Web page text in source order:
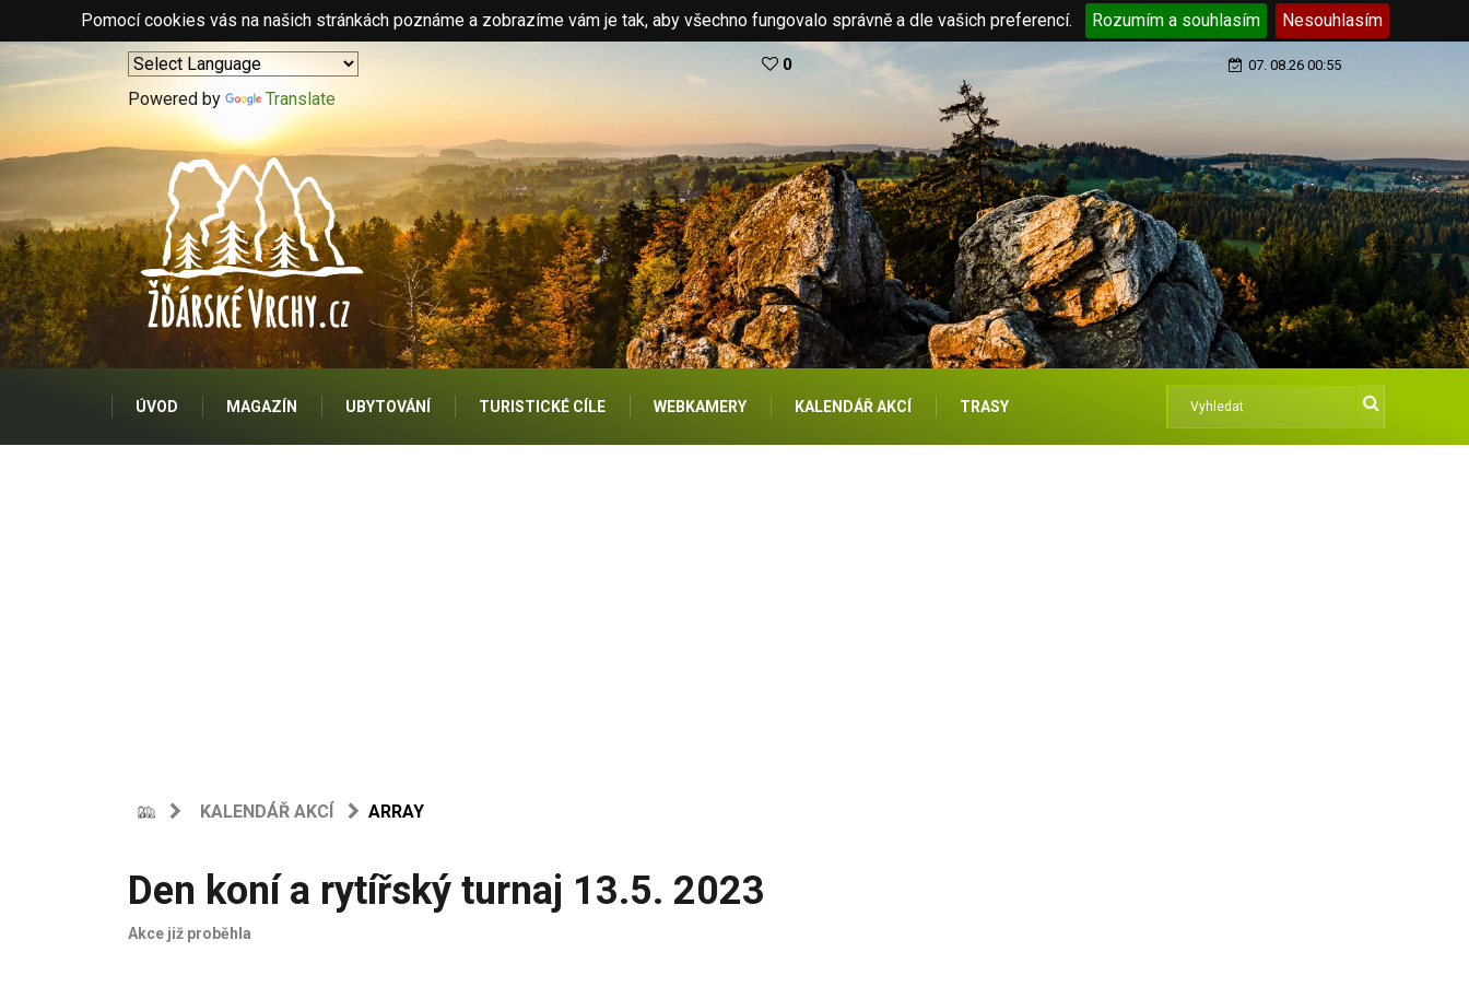
Pomocí cookies vás na našich stránkách poznáme a zobrazíme vám je tak, aby všechno fungovalo správně a dle vašich preferencí. Rozumím a souhlasím Nesouhlasím
Powered by Translate
0 07. 08.26 00:55
ÚVOD MAGAZÍN UBYTOVÁNÍ TURISTICKÉ CÍLE WEBKAMERY KALENDÁŘ AKCÍ TRASY
KALENDÁŘ AKCÍ ARRAY
Den koní a rytířský turnaj 13.5. 2023
Akce již proběhla